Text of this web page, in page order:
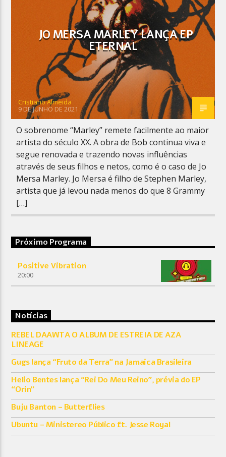
Planeta Reggae
JO MERSA MARLEY LANÇA EP
ETERNAL
Cristiano Almeida
9 DE JUNHO DE 2021
O sobrenome “Marley” remete facilmente ao maior
artista do século XX. A obra de Bob continua viva e
segue renovada e trazendo novas influências
através de seus filhos e netos, como é o caso de Jo
Mersa Marley. Jo Mersa é filho de Stephen Marley,
artista que já levou nada menos do que 8 Grammy
[…]
Próximo Programa
Positive Vibration
20:00
Notícias
REBEL DAAWTA O ALBUM DE ESTREIA DE AZA
LINEAGE
Gugs lança “Fruto da Terra” na Jamaica Brasileira
Helio Bentes lança “Rei Do Meu Reino”, prévia do EP
“Orin”
Buju Banton – Butterflies
Ubuntu – Ministereo Público ft. Jesse Royal